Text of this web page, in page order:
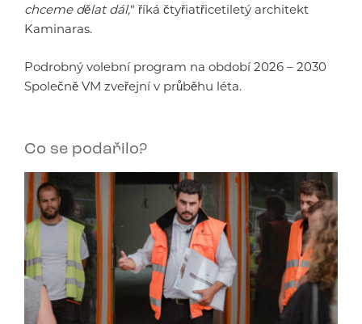
chceme dělat dál,“ říká čtyřiatřicetiletý architekt
Kaminaras.
Podrobný volební program na období 2026 – 2030
Společně VM zveřejní v průběhu léta.
Co se podařilo?